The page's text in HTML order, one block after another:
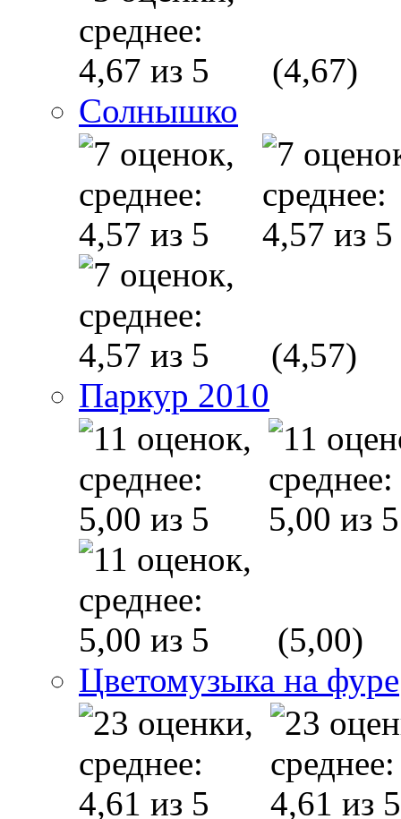
(4,67)
Солнышко
(4,57)
Паркур 2010
(5,00)
Цветомузыка на фуре